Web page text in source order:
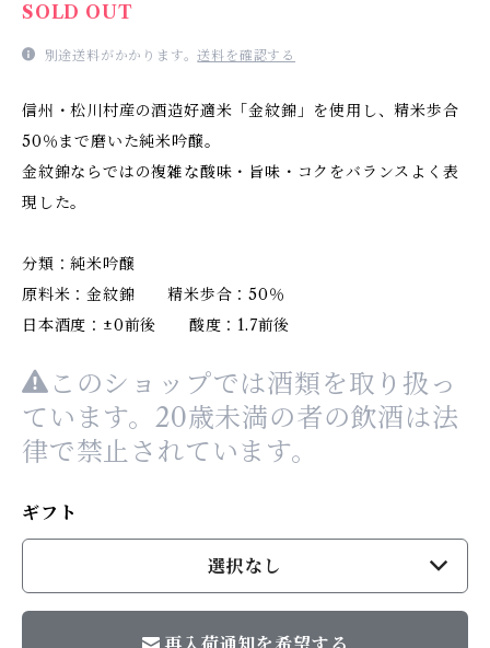
SOLD OUT
別途送料がかかります。送料を確認する
信州・松川村産の酒造好適米「金紋錦」を使用し、精米歩合
50％まで磨いた純米吟醸。
金紋錦ならではの複雑な酸味・旨味・コクをバランスよく表
現した。
分類：純米吟醸
原料米：金紋錦 精米歩合：50％
日本酒度：±0前後 酸度：1.7前後
このショップでは酒類を取り扱っ
ています。20歳未満の者の飲酒は法
律で禁止されています。
ギフト
選択なし
再入荷通知を希望する